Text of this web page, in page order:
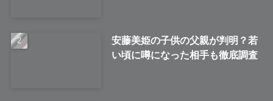
安藤美姫の子供の父親が判明？若
い頃に噂になった相手も徹底調査